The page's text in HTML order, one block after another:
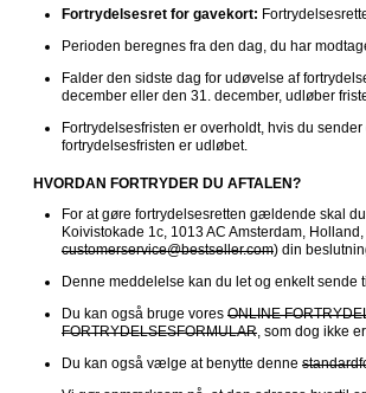
Fortrydelsesret for gavekort:
Perioden beregnes fra den dag, du har
Falder den sidste dag for udøvelse af
december eller den 31. december, udløber
Fortrydelsesfristen er overholdt, hvis du
fortrydelsesfristen er udløbet.
HVORDAN FORTRYDER DU AFTALEN?
For at gøre fortrydelsesretten gældende skal
customerservice@bestseller.com) din
Denne meddelelse kan du let og enkelt sende
Du kan også bruge vores ONLINE
FORTRYDELSESFORMULAR, som dog ikke
Du kan også vælge at benytte denne